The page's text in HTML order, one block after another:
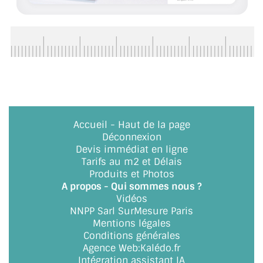
FIXATION GARDES CORPS
LE CATALOGUE ACCESSOIRES
(STROMBINOSCOPE)
ACCESSOIRES EN PROMOTIONS
EXEMPLES, RÉALISATIONS, INSPIRATIONS
COMMENT COUPER DU VERRE ?
Accueil - Haut de la page
Déconnexion
Devis immédiat en ligne
Tarifs au m2 et Délais
Produits et Photos
A propos - Qui sommes nous ?
Vidéos
NNPP Sarl SurMesure Paris
Mentions légales
Conditions générales
Agence Web:Kalédo.fr
Intégration assistant IA